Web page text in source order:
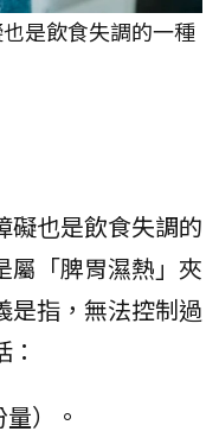
是飲食失調的一種
礙也是飲食失調的
屬「脾胃濕熱」夾
是指，無法控制過
）。